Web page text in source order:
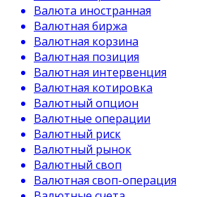
Валюта иностранная
Валютная биржа
Валютная корзина
Валютная позиция
Валютная интервенция
Валютная котировка
Валютный опцион
Валютные операции
Валютный риск
Валютный рынок
Валютный своп
Валютная своп-операция